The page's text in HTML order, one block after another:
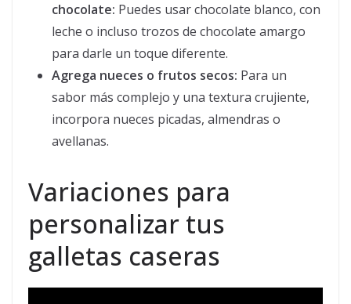
chocolate: Puedes usar chocolate blanco, con
leche o incluso trozos de chocolate amargo
para darle un toque diferente.
Agrega nueces o frutos secos: Para un
sabor más complejo y una textura crujiente,
incorpora nueces picadas, almendras o
avellanas.
Variaciones para
personalizar tus
galletas caseras